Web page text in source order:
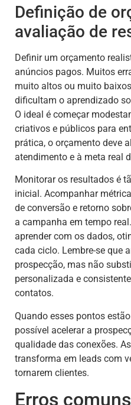
Definição de
avaliação de
Definir um orçamento
anúncios pagos. Muitos
muito altos ou muito
dificultam o aprendizado
O ideal é começar
criativos e públicos para
prática, o orçamento deve
atendimento e à meta real
Monitorar os resultados é
inicial. Acompanhar
de conversão e retorno
a campanha em tempo
aprender com os dados,
cada ciclo. Lembre-se que
prospecção, mas não
personalizada e
contatos.
Quando esses pontos
possível acelerar a
qualidade das conexões.
transforma em leads com
tornarem clientes.
Erros